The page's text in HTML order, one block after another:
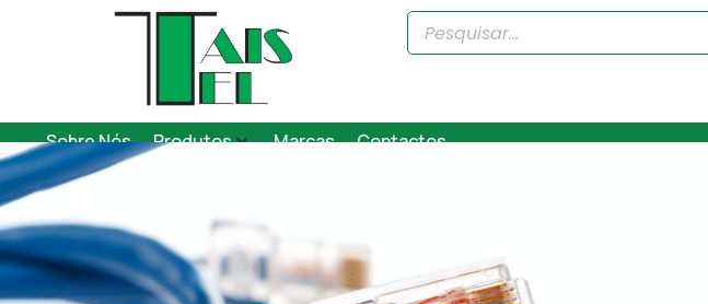
Sobre Nós Produtos Marcas Contactos